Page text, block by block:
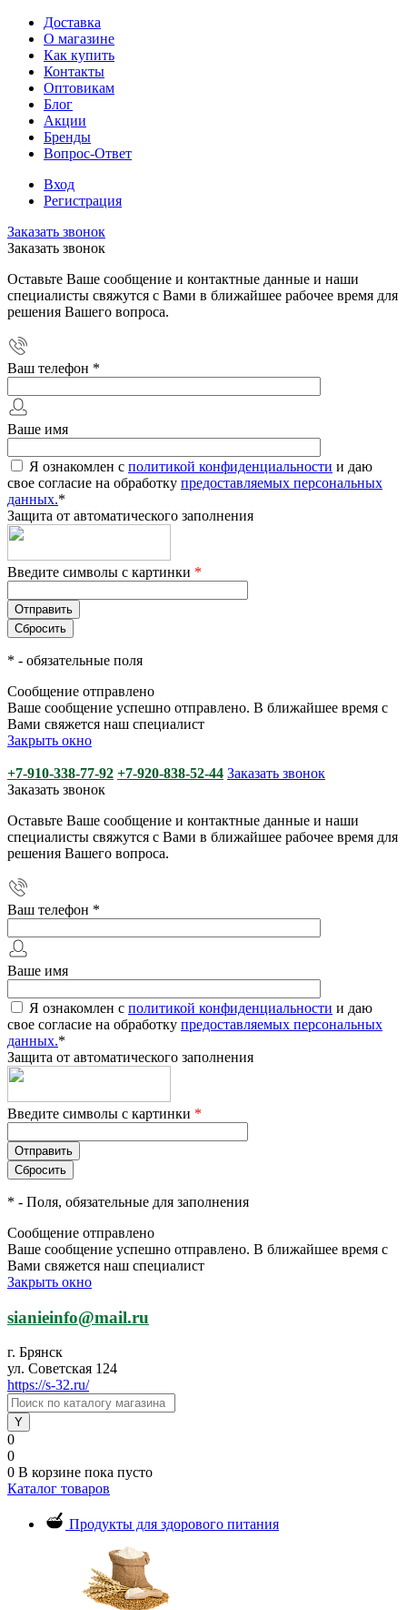
Доставка
О магазине
Как купить
Контакты
Оптовикам
Блог
Акции
Бренды
Вопрос-Ответ
Вход
Регистрация
Заказать звонок
Заказать звонок
Оставьте Ваше сообщение и контактные данные и наши
специалисты свяжутся с Вами в ближайшее рабочее время для
решения Вашего вопроса.
Ваш телефон *
Ваше имя
Я ознакомлен с политикой конфиденциальности и даю
свое согласие на обработку предоставляемых персональных
данных.*
Защита от автоматического заполнения
Введите символы с картинки *
* - обязательные поля
Сообщение отправлено
Ваше сообщение успешно отправлено. В ближайшее время с
Вами свяжется наш специалист
Закрыть окно
+7-910-338-77-92 +7-920-838-52-44 Заказать звонок
Заказать звонок
Оставьте Ваше сообщение и контактные данные и наши
специалисты свяжутся с Вами в ближайшее рабочее время для
решения Вашего вопроса.
Ваш телефон *
Ваше имя
Я ознакомлен с политикой конфиденциальности и даю
свое согласие на обработку предоставляемых персональных
данных.*
Защита от автоматического заполнения
Введите символы с картинки *
* - Поля, обязательные для заполнения
Сообщение отправлено
Ваше сообщение успешно отправлено. В ближайшее время с
Вами свяжется наш специалист
Закрыть окно
sianieinfo@mail.ru
г. Брянск
ул. Советская 124
https://s-32.ru/
0
0
0 В корзине пока пусто
Каталог товаров
Продукты для здорового питания